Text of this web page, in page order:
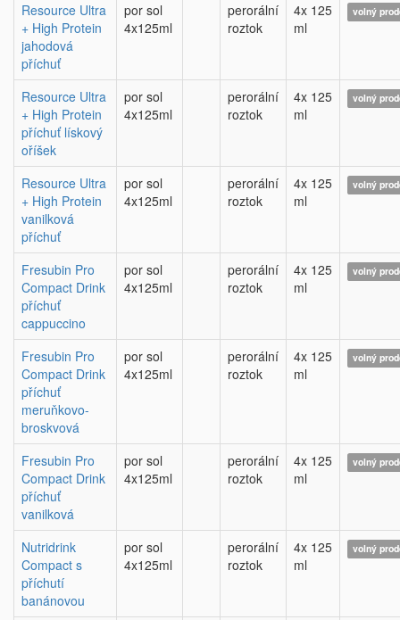
Resource Ultra
+ High Protein
jahodová
příchuť
por sol
4x125ml
perorální
roztok
4x 125
ml
volný
Resource Ultra
+ High Protein
příchuť lískový
oříšek
por sol
4x125ml
perorální
roztok
4x 125
ml
volný
Resource Ultra
+ High Protein
vanilková
příchuť
por sol
4x125ml
perorální
roztok
4x 125
ml
volný
Fresubin Pro
Compact Drink
příchuť
cappuccino
por sol
4x125ml
perorální
roztok
4x 125
ml
volný
Fresubin Pro
Compact Drink
příchuť
meruňkovo-
broskvová
por sol
4x125ml
perorální
roztok
4x 125
ml
volný
Fresubin Pro
Compact Drink
příchuť
vanilková
por sol
4x125ml
perorální
roztok
4x 125
ml
volný
Nutridrink
Compact s
příchutí
banánovou
por sol
4x125ml
perorální
roztok
4x 125
ml
volný